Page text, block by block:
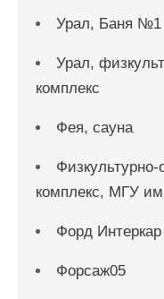
Урал, Баня №1
Урал,
комплекс
Фея, сауна
комплекс, МГУ
Форд Интеркар
Форсаж05